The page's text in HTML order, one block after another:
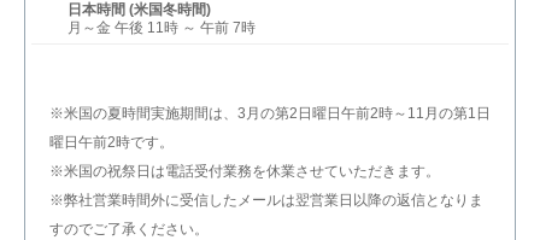
日本時間 (米国冬時間)
月～金 午後 11時 ～ 午前 7時
※米国の夏時間実施期間は、3月の第2日曜日午前2時～11月の第1日
曜日午前2時です。
※米国の祝祭日は電話受付業務を休業させていただきます。
※弊社営業時間外に受信したメールは翌営業日以降の返信となりま
すのでご了承ください。